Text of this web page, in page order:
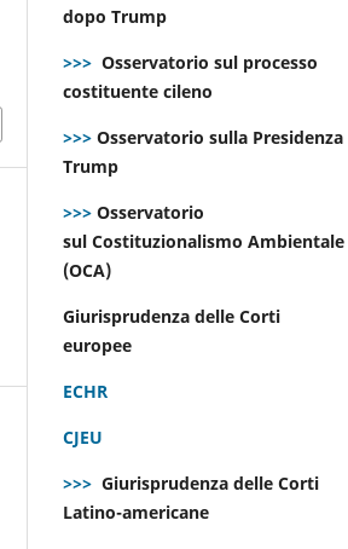
dopo Trump
>>> Osservatorio sul processo
costituente cileno
>>> Osservatorio sulla Presidenza
Trump
>>> Osservatorio
sul Costituzionalismo Ambientale
(OCA)
Giurisprudenza delle Corti
europee
ECHR
CJEU
>>> Giurisprudenza delle Corti
Latino-americane